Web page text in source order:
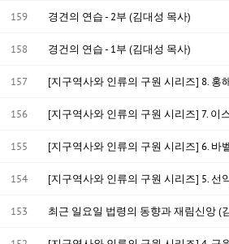
159 경견의 연습 - 2부 (김대성 목사)
158 경건의 연습 - 1부 (김대성 목사)
157 [지구역사와 인류의 구원 시리즈] 8. 홍
156 [지구역사와 인류의 구원 시리즈] 7. 이
155 [지구역사와 인류의 구원 시리즈] 6. 바벨탑
154 [지구역사와 인류의 구원 시리즈] 5. 선
153 최근 일요일 법령의 동향과 재림신앙 (